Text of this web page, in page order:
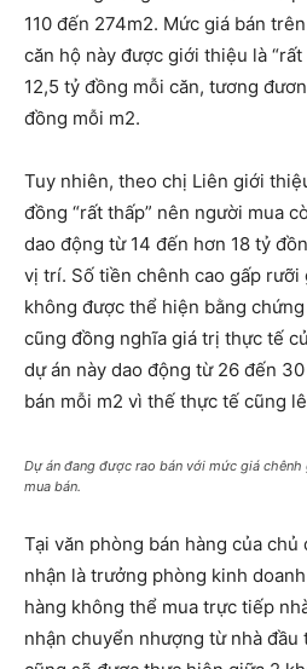
110 đến 274m2. Mức giá bán
căn hộ này được giới thiệu là “rất
12,5 tỷ đồng mỗi căn, tương
đồng mỗi m2.
Tuy nhiên, theo chị Liên giới
đồng “rất thấp” nên người mua
dao động từ 14 đến hơn 18 tỷ
vị trí. Số tiền chênh cao gấp rưỡi
không được thể hiện bằng
cũng đồng nghĩa giá trị thực tế
dự án này dao động từ 26 đến
bán mỗi m2 vì thế thực tế cũng
Dự án đang được rao bán với mức giá
mua bán.
Tại văn phòng bán hàng của
nhận là trưởng phòng kinh
hàng không thể mua trực tiếp
nhận chuyển nhượng từ nhà